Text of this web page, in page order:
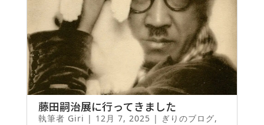
藤田嗣治展に行ってきました
執筆者 Giri | 12月 7, 2025 | ぎりのブログ,